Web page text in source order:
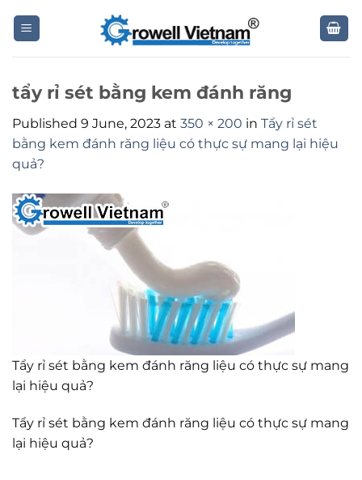
tẩy rỉ sét bằng kem đánh răng
Published 9 June, 2023 at 350 × 200 in Tẩy rỉ sét
bằng kem đánh răng liệu có thực sự mang lại hiệu
quả?
Tẩy rỉ sét bằng kem đánh răng liệu có thực sự mang
lại hiệu quả?
Tẩy rỉ sét bằng kem đánh răng liệu có thực sự mang
lại hiệu quả?